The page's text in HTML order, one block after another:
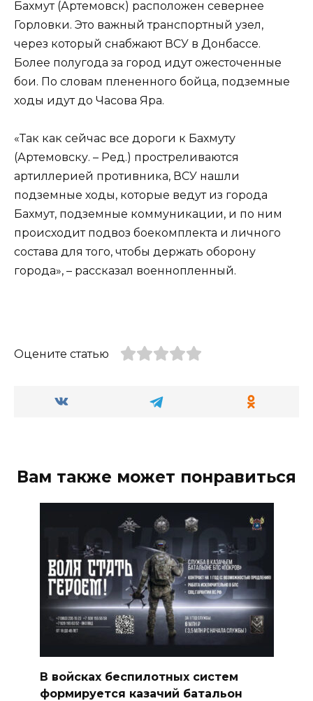
Бахмут (Артемовск) расположен севернее
Горловки. Это важный транспортный узел,
через который снабжают ВСУ в Донбассе.
Более полугода за город идут ожесточенные
бои. По словам плененного бойца, подземные
ходы идут до Часова Яра.
«Так как сейчас все дороги к Бахмуту
(Артемовску. – Ред.) простреливаются
артиллерией противника, ВСУ нашли
подземные ходы, которые ведут из города
Бахмут, подземные коммуникации, и по ним
происходит подвоз боекомплекта и личного
состава для того, чтобы держать оборону
города», – рассказал военнопленный.
Оцените статью
Вам также может понравиться
В войсках беспилотных систем
формируется казачий батальон